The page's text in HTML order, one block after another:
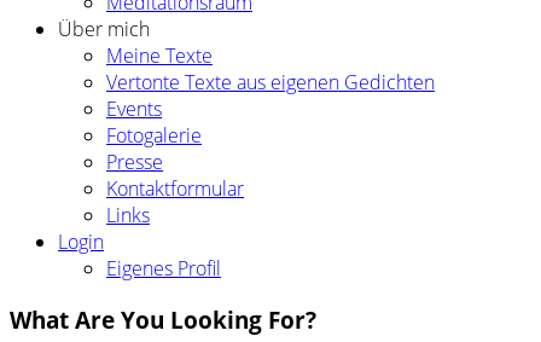
Über mich
Meine Texte
Vertonte Texte aus eigenen Gedichten
Events
Fotogalerie
Presse
Kontaktformular
Links
Login
Eigenes Profil
What Are You Looking For?